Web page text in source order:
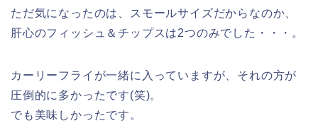
ただ気になったのは、スモールサイズだからなのか、
肝心のフィッシュ＆チップスは2つのみでした・・・。
カーリーフライが一緒に入っていますが、それの方が
圧倒的に多かったです(笑)。
でも美味しかったです。